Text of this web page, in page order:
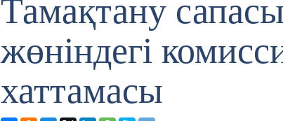
Тамақтану
жөніндегі
хаттамасы